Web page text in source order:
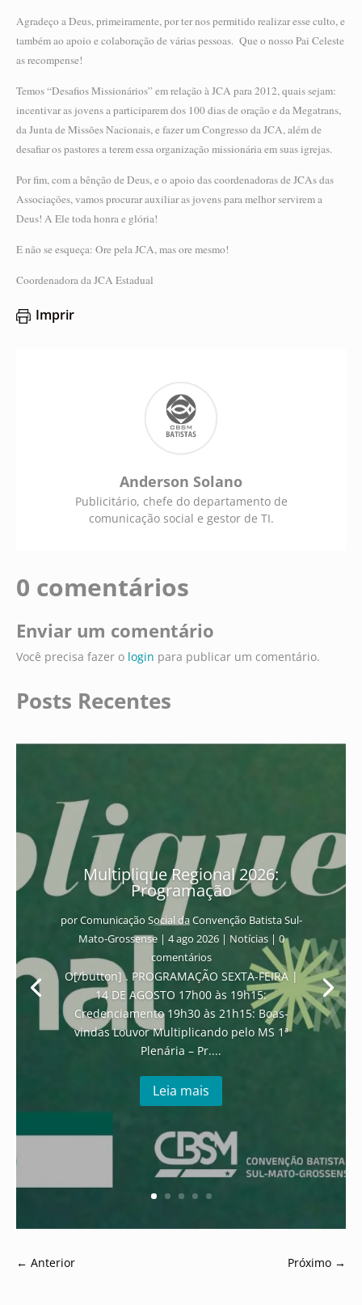
Agradeço a Deus, primeiramente, por ter nos permitido realizar esse culto, e
também ao apoio e colaboração de várias pessoas. Que o nosso Pai Celeste
as recompense!
Temos “Desafios Missionários” em relação à JCA para 2012, quais sejam:
incentivar as jovens a participarem dos 100 dias de oração e da Megatrans,
da Junta de Missões Nacionais, e fazer um Congresso da JCA, além de
desafiar os pastores a terem essa organização missionária em suas igrejas.
Por fim, com a bênção de Deus, e o apoio das coordenadoras de JCAs das
Associações, vamos procurar auxiliar as jovens para melhor servirem a
Deus! A Ele toda honra e glória!
E não se esqueça: Ore pela JCA, mas ore mesmo!
Coordenadora da JCA Estadual
Imprir
Publicitário, chefe do departamento de
comunicação social e gestor de TI.
Anderson Solano
0 comentários
Enviar um comentário
Você precisa fazer o login para publicar um comentário.
Posts Recentes
Multiplique Regional 2026:
Programação
porComunicação Social da Convenção Batista Sul-
Mato-Grossense| 4 ago 2026| Notícias| 0
comentários
O[/button] . PROGRAMAÇÃO SEXTA-FEIRA |
14 DE AGOSTO 17h00 às 19h15:
Credenciamento 19h30 às 21h15: Boas-
vindas Louvor Multiplicando pelo MS 1ª
Plenária – Pr....
Leia mais
← Anterior Próximo →